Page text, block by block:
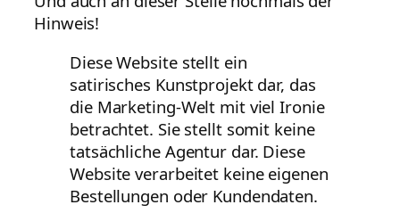
Hinweis!
Diese Website stellt ein
satirisches Kunstprojekt dar, das
die Marketing-Welt mit viel Ironie
betrachtet. Sie stellt somit keine
tatsächliche Agentur dar. Diese
Website verarbeitet keine eigenen
Bestellungen oder Kundendaten.